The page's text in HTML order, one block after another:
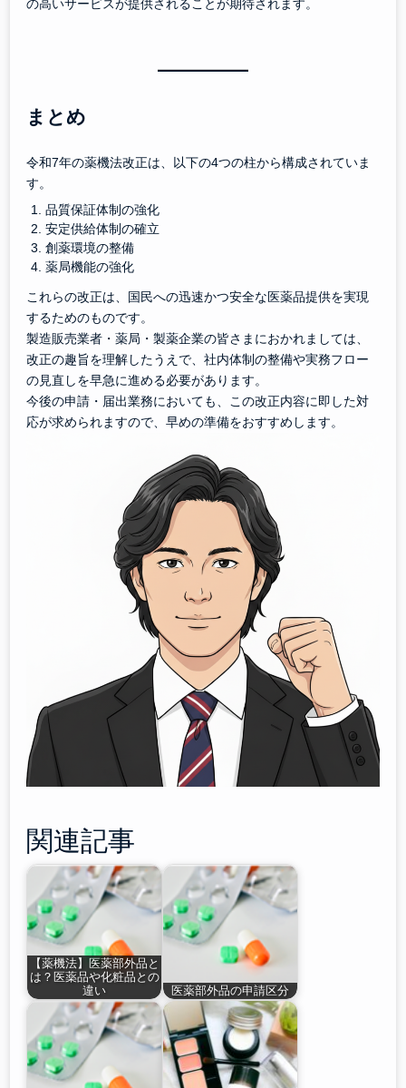
の高いサービスが提供されることが期待されます。
まとめ
令和7年の薬機法改正は、以下の4つの柱から構成されていま
す。
品質保証体制の強化
安定供給体制の確立
創薬環境の整備
薬局機能の強化
これらの改正は、国民への迅速かつ安全な医薬品提供を実現
するためのものです。
製造販売業者・薬局・製薬企業の皆さまにおかれましては、
改正の趣旨を理解したうえで、社内体制の整備や実務フロー
の見直しを早急に進める必要があります。
今後の申請・届出業務においても、この改正内容に即した対
応が求められますので、早めの準備をおすすめします。
関連記事
【薬機法】医薬部外品と
は？医薬品や化粧品との
違い
医薬部外品の申請区分